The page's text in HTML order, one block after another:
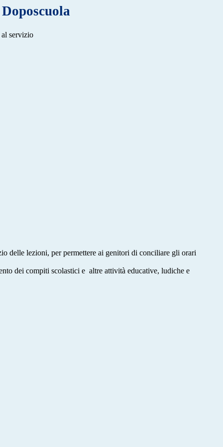
servizio
delle lezioni, per permettere ai genitori di conciliare gli orari
dei compiti scolastici e altre attività educative, ludiche e